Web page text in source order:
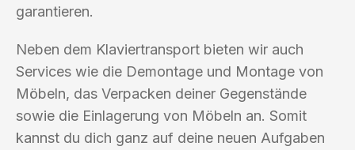
garantieren.
Neben dem Klaviertransport bieten wir auch
Services wie die Demontage und Montage von
Möbeln, das Verpacken deiner Gegenstände
sowie die Einlagerung von Möbeln an. Somit
kannst du dich ganz auf deine neuen Aufgaben